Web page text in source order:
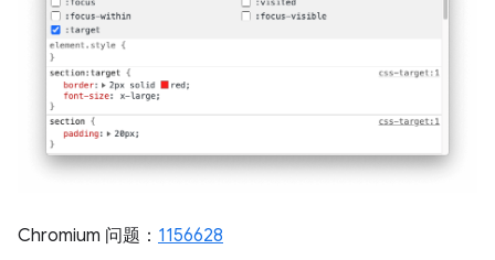
Chromium 问题： 1156628